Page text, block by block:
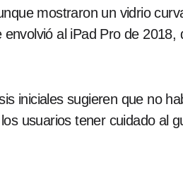
mostraron un vidrio
al iPad Pro de 2018,
iniciales sugieren que no
usuarios tener cuidado al